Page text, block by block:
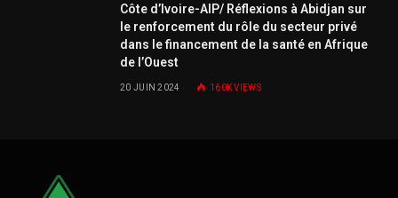
Côte d’Ivoire-AIP/ Réflexions à Abidjan sur
le renforcement du rôle du secteur privé
dans le financement de la santé en Afrique
de l’Ouest
20 JUIN 2024 160KVIEWS